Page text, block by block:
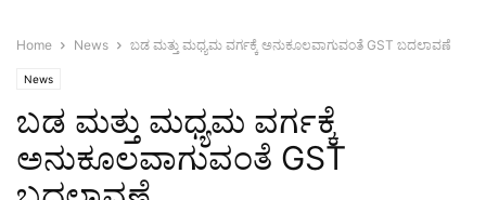
Home News ಬಡ ಮತ್ತು ಮಧ್ಯಮ ವರ್ಗಕ್ಕೆ ಅನುಕೂಲವಾಗುವಂತೆ GST ಬದಲಾವಣೆ
News
ಬಡ ಮತ್ತು ಮಧ್ಯಮ ವರ್ಗಕ್ಕೆ
ಅನುಕೂಲವಾಗುವಂತೆ GST